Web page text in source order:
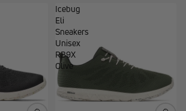
Icebug
Eli
Sneakers
Unisex
RB9X
Olive